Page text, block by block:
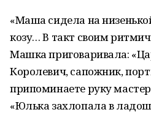
«Маша сидела на
козу… В такт своим
Машка приговаривала:
Королевич, сапожник,
припоминаете руку
«Юлька захлопала в